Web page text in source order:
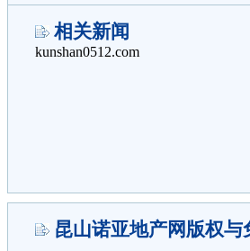
相关新闻
昆山诺亚地产网版权与